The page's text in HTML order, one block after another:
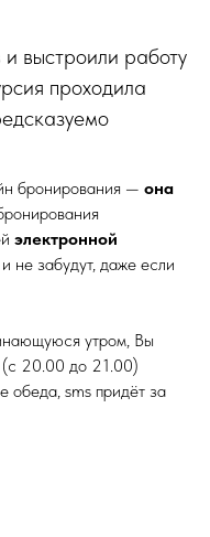
выстроили работу
проходила
бронирования — она
электронной
не забудут, даже если
утром, Вы
(с 20.00 до 21.00)
обеда, sms придёт за